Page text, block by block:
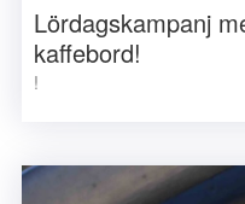
Lördagskampanj
kaffebord!
!